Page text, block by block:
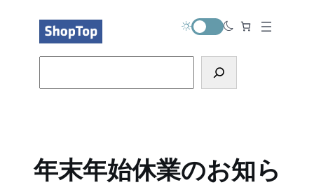
年末年始休業のお知ら